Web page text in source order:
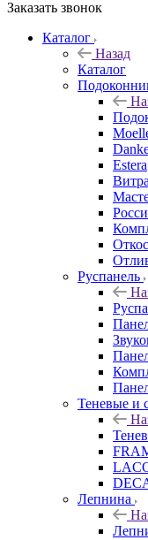
Заказать звонок
Каталог
Назад
Каталог
Estera
Руспанель
Теневые и
Лепнина